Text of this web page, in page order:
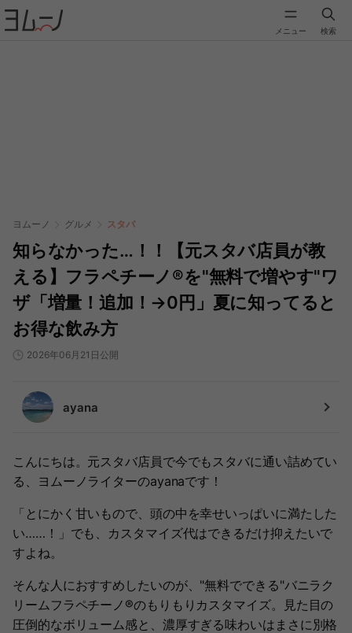
メニュー 検索
ヨムーノ グルメ スタバ
知らなかった…！！【元スタバ店員が教
える】フラペチーノ®を"無料で増やす"ワ
ザ「増量！追加！→0円」夏に知ってると
お得な飲み方
2026年06月21日公開
ayana
こんにちは。元スタバ店員で今でもスタバに通い詰めてい
る、ヨムーノライターのayanaです！
「とにかく甘いもので、頭の中を幸せいっぱいに満たした
い……！」でも、カスタマイズ代はできるだけ抑えたいで
すよね。
そんな人におすすめしたいのが、"無料でできる"バニラク
リームフラペチーノ®のもりもりカスタマイズ。見た目の
圧倒的なボリューム感と、濃厚すぎる味わいはまさに別格